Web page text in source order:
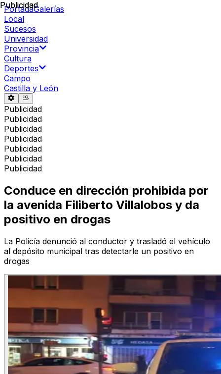
PortadaGalerías
Local
Sucesos
Universidad
Provincia
Cultura
Deportes
Campo
Castilla y León
Publicidad
Publicidad
Publicidad
Publicidad
Publicidad
Publicidad
Publicidad
Publicidad
Conduce en dirección prohibida por
la avenida Filiberto Villalobos y da
positivo en drogas
La Policía denunció al conductor y trasladó el vehículo
al depósito municipal tras detectarle un positivo en
drogas
Publicidad